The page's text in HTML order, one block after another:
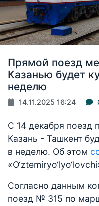
Прямой поезд
Казанью будет
неделю
14.11.2025 16:24
С 14 декабря поезд
Казань - Ташкент
в неделю. Об этом
Согласно данным
поезд № 315 по